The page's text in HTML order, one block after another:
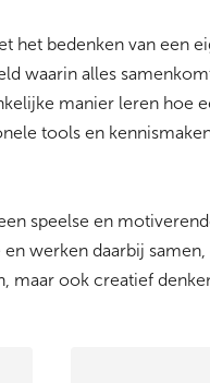
het bedenken van een
waarin alles
manier leren hoe
tools en
speelse en
werken daarbij
maar ook creatief